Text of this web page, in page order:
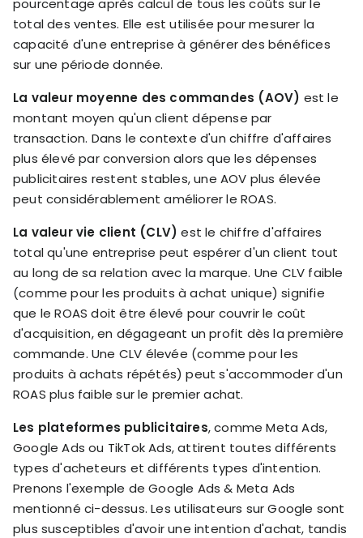
total des ventes. Elle est utilisée pour mesurer la
capacité d'une entreprise à générer des bénéfices
sur une période donnée.
La valeur moyenne des commandes (AOV) est le
montant moyen qu'un client dépense par
transaction. Dans le contexte d'un chiffre d'affaires
plus élevé par conversion alors que les dépenses
publicitaires restent stables, une AOV plus élevée
peut considérablement améliorer le ROAS.
La valeur vie client (CLV) est le chiffre d'affaires
total qu'une entreprise peut espérer d'un client tout
au long de sa relation avec la marque. Une CLV faible
(comme pour les produits à achat unique) signifie
que le ROAS doit être élevé pour couvrir le coût
d'acquisition, en dégageant un profit dès la première
commande. Une CLV élevée (comme pour les
produits à achats répétés) peut s'accommoder d'un
ROAS plus faible sur le premier achat.
Les plateformes publicitaires, comme Meta Ads,
Google Ads ou TikTok Ads, attirent toutes différents
types d'acheteurs et différents types d'intention.
Prenons l'exemple de Google Ads & Meta Ads
mentionné ci-dessus. Les utilisateurs sur Google sont
plus susceptibles d'avoir une intention d'achat, tandis